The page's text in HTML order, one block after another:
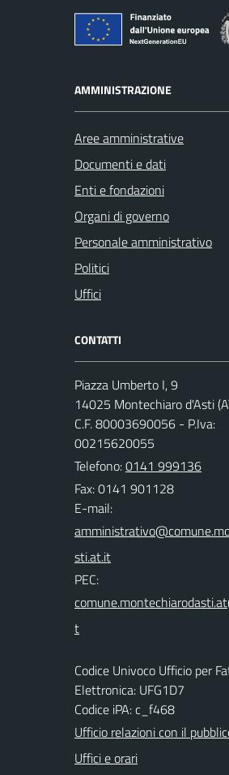
AMMINISTRAZIONE
Aree amministrative
Documenti e dati
Enti e fondazioni
Organi di governo
Personale amministrativo
Politici
Uffici
CONTATTI
Piazza Umberto I, 9
14025 Montechiaro d'Asti
C.F. 80003690056 - P.Iva:
00215620055
Telefono:0141 999136
Fax: 0141 901128
E-mail:
PEC:
Codice Univoco Ufficio per
Elettronica: UFG1D7
Codice iPA: c_f468
Ufficio relazioni con il
Uffici e orari